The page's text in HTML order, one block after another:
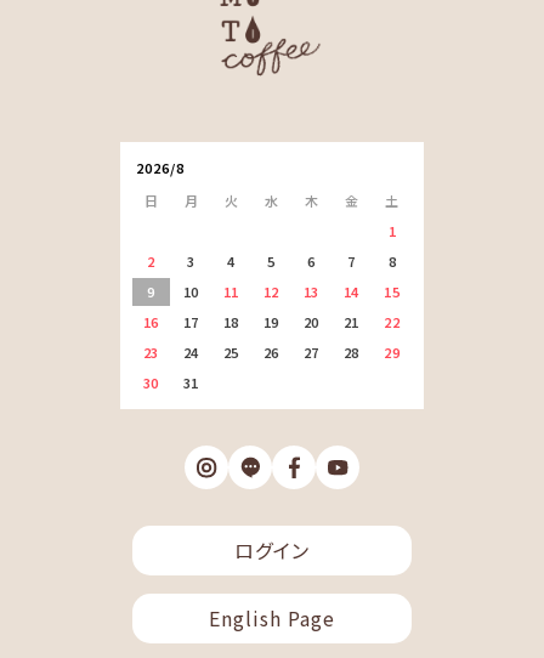
2026/8
日
月 火 水 木 金
土
1
2
3 4 5 6 7
8
9
10 11 12 13 14
15
16
17 18 19 20 21
22
23
24 25 26 27 28
29
30
31
ログイン
English Page